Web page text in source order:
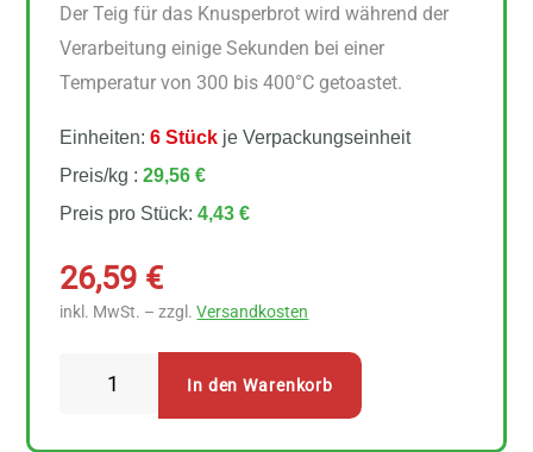
Der Teig für das Knusperbrot wird während der
Verarbeitung einige Sekunden bei einer
Temperatur von 300 bis 400°C getoastet.
Einheiten:6 Stück je Verpackungseinheit
Preis/kg :29,56 €
Preis pro Stück:4,43 €
26,59 €
inkl. MwSt. – zzgl.Versandkosten
In den Warenkorb